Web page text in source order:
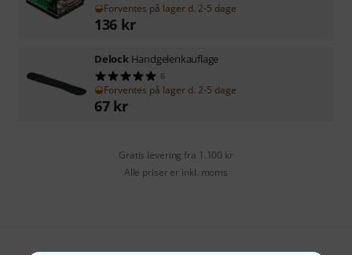
Forventes på lager d. 2-5 dage
136 kr
Delock Handgelenkauflage
6
Forventes på lager d. 2-5 dage
67 kr
Gratis levering fra 1.100 kr
Alle priser er inkl. moms